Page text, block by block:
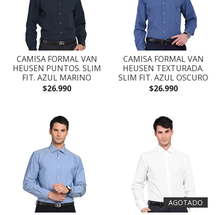
CAMISA FORMAL VAN
HEUSEN PUNTOS. SLIM
FIT. AZUL MARINO
$26.990
CAMISA FORMAL VAN
HEUSEN TEXTURADA.
SLIM FIT. AZUL OSCURO
$26.990
AGOTADO